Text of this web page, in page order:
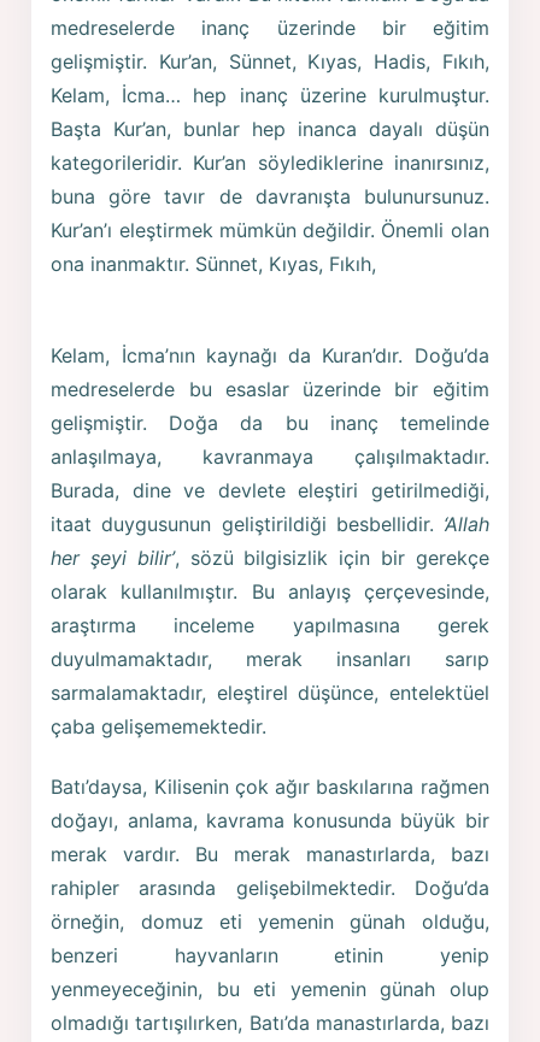
medreselerde inanç üzerinde bir eğitim
gelişmiştir. Kur’an, Sünnet, Kıyas, Hadis, Fıkıh,
Kelam, İcma… hep inanç üzerine kurulmuştur.
Başta Kur’an, bunlar hep inanca dayalı düşün
kategorileridir. Kur’an söylediklerine inanırsınız,
buna göre tavır de davranışta bulunursunuz.
Kur’an’ı eleştirmek mümkün değildir. Önemli olan
ona inanmaktır. Sünnet, Kıyas, Fıkıh,
Kelam, İcma’nın kaynağı da Kuran’dır. Doğu’da
medreselerde bu esaslar üzerinde bir eğitim
gelişmiştir. Doğa da bu inanç temelinde
anlaşılmaya, kavranmaya çalışılmaktadır.
Burada, dine ve devlete eleştiri getirilmediği,
itaat duygusunun geliştirildiği besbellidir. ‘Allah
her şeyi bilir’, sözü bilgisizlik için bir gerekçe
olarak kullanılmıştır. Bu anlayış çerçevesinde,
araştırma inceleme yapılmasına gerek
duyulmamaktadır, merak insanları sarıp
sarmalamaktadır, eleştirel düşünce, entelektüel
çaba gelişememektedir.
Batı’daysa, Kilisenin çok ağır baskılarına rağmen
doğayı, anlama, kavrama konusunda büyük bir
merak vardır. Bu merak manastırlarda, bazı
rahipler arasında gelişebilmektedir. Doğu’da
örneğin, domuz eti yemenin günah olduğu,
benzeri hayvanların etinin yenip
yenmeyeceğinin, bu eti yemenin günah olup
olmadığı tartışılırken, Batı’da manastırlarda, bazı